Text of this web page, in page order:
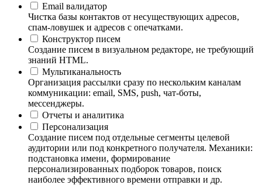
Email валидатор
Чистка базы контактов от несуществующих адресов,
спам-ловушек и адресов с опечатками.
Конструктор писем
Создание писем в визуальном редакторе, не требующий
знаний HTML.
Мультиканальность
Организация рассылки сразу по нескольким каналам
коммуникации: email, SMS, push, чат-боты,
мессенджеры.
Отчеты и аналитика
Персонализация
Создание писем под отдельные сегменты целевой
аудитории или под конкретного получателя. Механики:
подстановка имени, формирование
персонализированных подборок товаров, поиск
наиболее эффективного времени отправки и др.